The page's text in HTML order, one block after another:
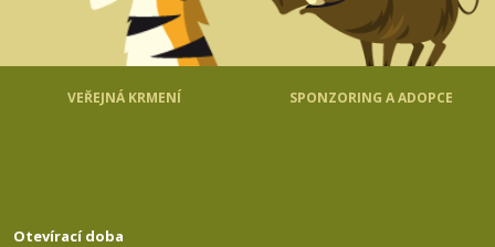
VEŘEJNÁ KRMENÍ SPONZORING A ADOPCE
Otevírací doba